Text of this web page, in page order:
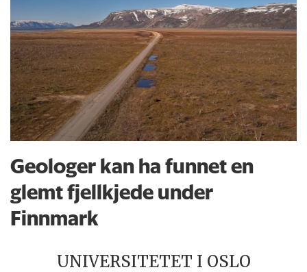
Geologer kan ha funnet en
glemt fjellkjede under
Finnmark
UNIVERSITETET I OSLO